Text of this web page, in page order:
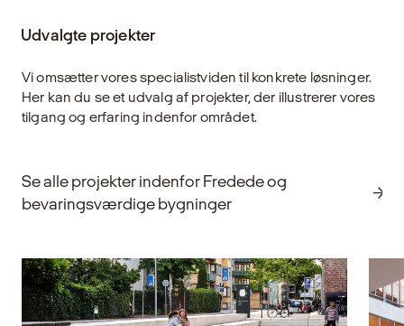
Udvalgte projekter
Vi omsætter vores specialistviden til konkrete løsninger.
Her kan du se et udvalg af projekter, der illustrerer vores
tilgang og erfaring indenfor området.
Se alle projekter indenfor Fredede og
bevaringsværdige bygninger